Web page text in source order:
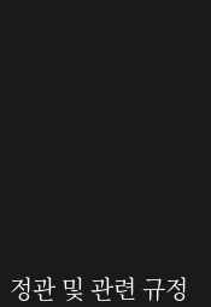
정관 및 관련 규정